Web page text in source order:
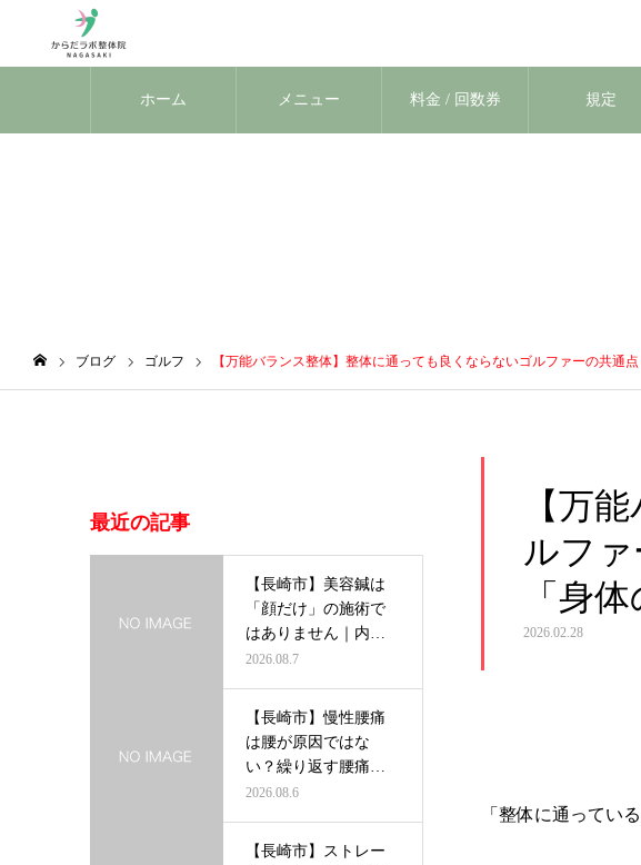
ホーム メニュー 料金 / 回数券 規定
ブログ ゴルフ 【万能バランス整体】整体に通っても良くならないゴルファーの共
【万
ルフ
「身
2026.02.28
「整体に通ってい
最近の記事
【長崎市】美容鍼は
「顔だけ」の施術で
はありません｜内側
から輝く美し…
2026.08.7
【長崎市】慢性腰痛
は腰が原因ではな
い？繰り返す腰痛を
根本から改善す…
2026.08.6
【長崎市】ストレー